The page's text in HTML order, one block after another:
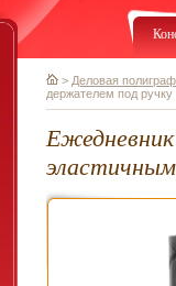
> Деловая
держателем под ручку